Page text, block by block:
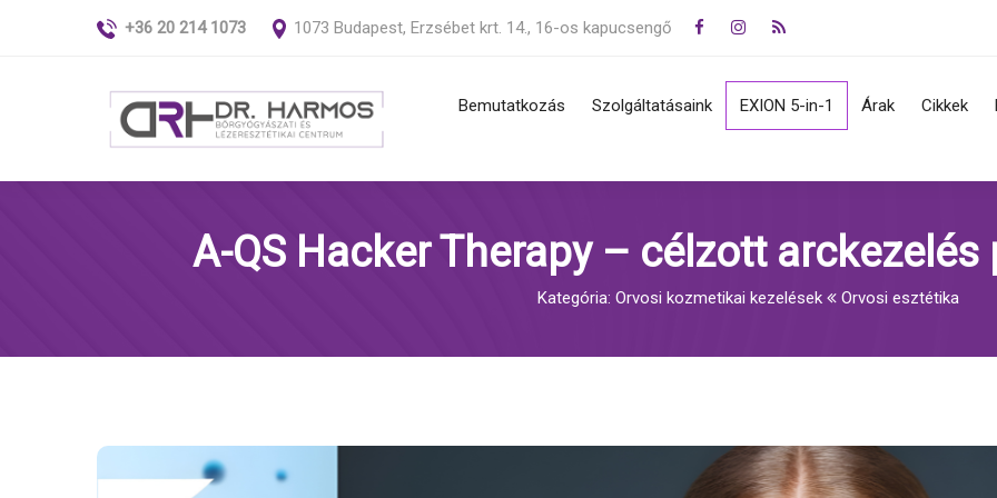
+36 20 214 1073 1073 Budapest, Erzsébet krt. 14., 16-os kapucsengő
Bemutatkozás Szolgáltatásaink
Anyajegy, melanoma, basalioma
Bőrnövedékek (szemölcsök,
fibrómák) eltávolítása
Zsírkorrekció, cryo lipolizis,
Rádiófrekvencia, IPL
Frakcionált lézeres
Bőrfiatalítás, szálazás,
Tetoválás és pigmentfolt
eltüntetés
EXION 5-in-1 Árak Cikkek
A-QS Hacker Therapy – célzott
Kategória: Orvosi kozmetikai kezelések Orvosi esztétika